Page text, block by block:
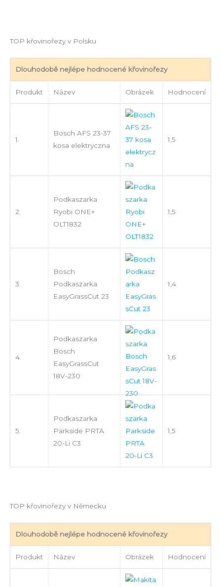
TOP křovinořezy v Polsku
Dlouhodobě nejlépe hodnocené křovinořezy
Produkt Název Obrázek Hodnocení
1.
Bosch AFS 23-37
kosa elektryczna
1,5
2.
Podkaszarka
Ryobi ONE+
OLT1832
1,5
3.
Bosch
Podkaszarka
EasyGrassCut 23
1,4
4.
Podkaszarka
Bosch
EasyGrassCut
18V-230
1,6
5.
Podkaszarka
Parkside PRTA
20-Li C3
1,5
TOP křovinořezy v Německu
Dlouhodobě nejlépe hodnocené křovinořezy
Produkt Název Obrázek Hodnocení